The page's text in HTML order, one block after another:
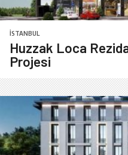
İSTANBUL
Huzzak Loca
Projesi